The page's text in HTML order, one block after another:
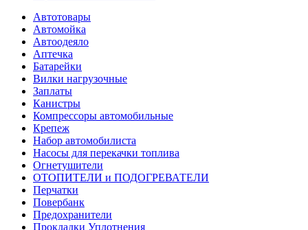
Автотовары
Автомойка
Автоодеяло
Аптечка
Батарейки
Вилки нагрузочные
Заплаты
Канистры
Компрессоры автомобильные
Крепеж
Набор автомобилиста
Насосы для перекачки топлива
Огнетушители
ОТОПИТЕЛИ и ПОДОГРЕВАТЕЛИ
Перчатки
Повербанк
Предохранители
Прокладки Уплотнения